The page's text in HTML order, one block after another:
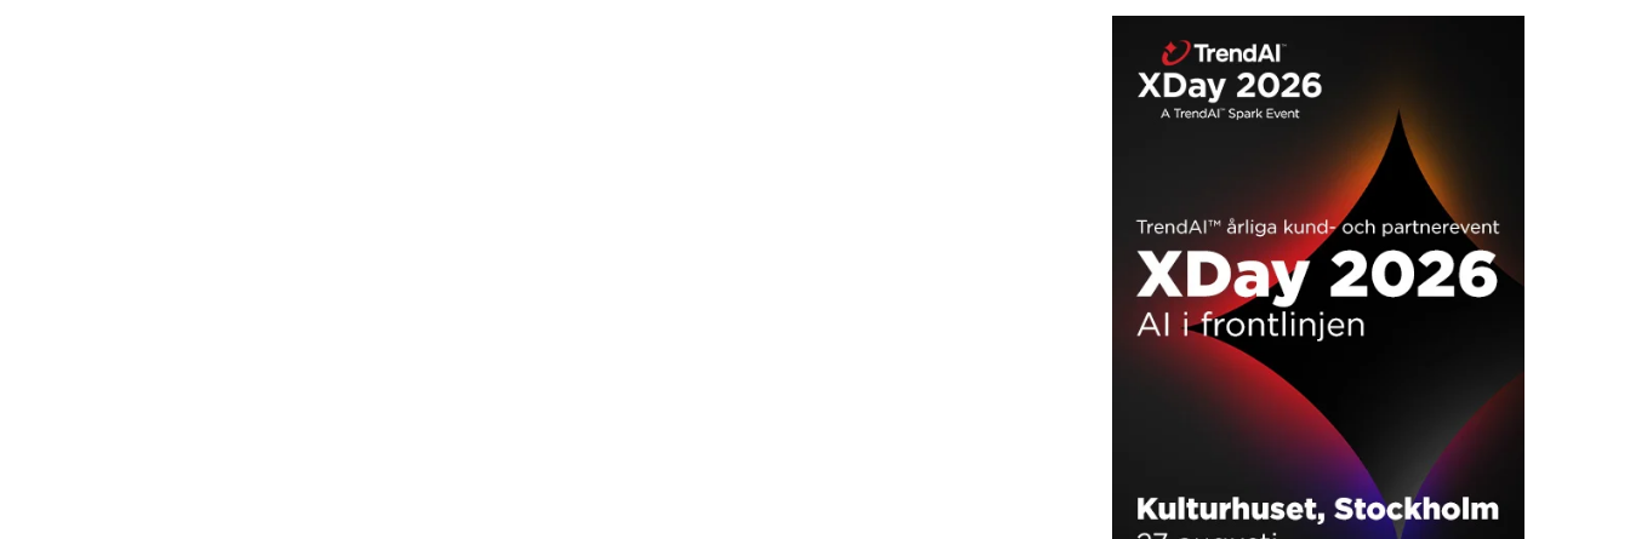
værktøjer
REKLAME